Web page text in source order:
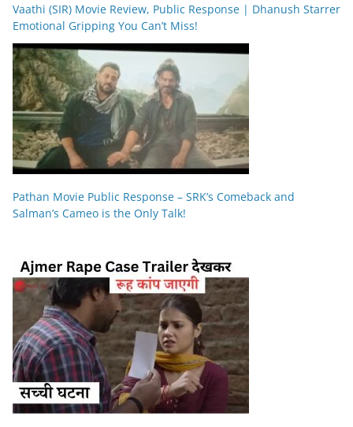
Vaathi (SIR) Movie Review, Public Response | Dhanush Starrer
Emotional Gripping You Can’t Miss!
Pathan Movie Public Response – SRK’s Comeback and
Salman’s Cameo is the Only Talk!